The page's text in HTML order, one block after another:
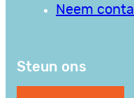
Neem
Steun ons